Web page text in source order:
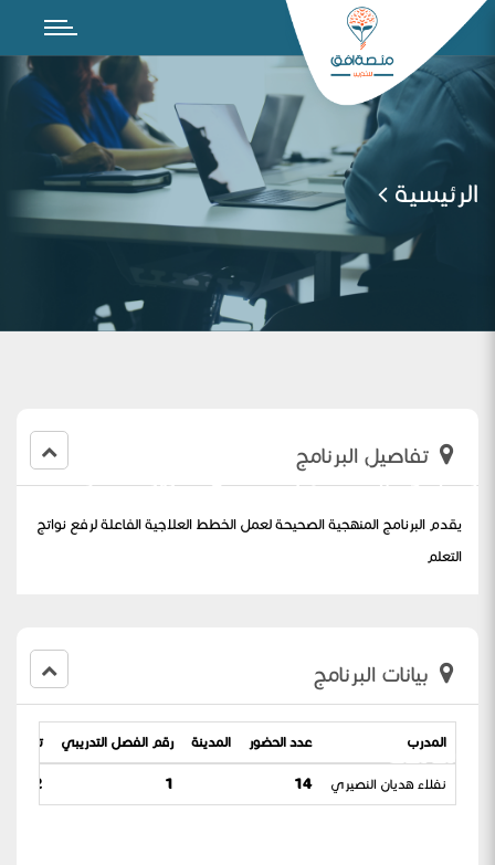
الرئيسية
رفع نواتج التعلم بناءا على تعزيز المهارات
الاساسية
تفاصيل البرنامج
يقدم البرنامج المنهجية الصحيحة لعمل الخطط العلاجية الفاعلة لرفع نواتج
التعلم
بيانات البرنامج
المدرب عدد الحضور المدينة رقم الفصل التدريبي تاريخ
نفلاء هديان النصيري 14
1
03-1444